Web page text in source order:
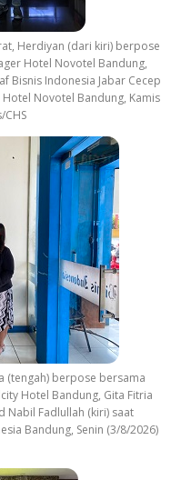
Herdiyan (dari kiri) berpose
Hotel Novotel Bandung,
Bisnis Indonesia Jabar Cecep
Novotel Bandung, Kamis
CHS
(tengah) berpose bersama
Hotel Bandung, Gita Fitria
Nabil Fadlullah (kiri) saat
Bandung, Senin (3/8/2026)